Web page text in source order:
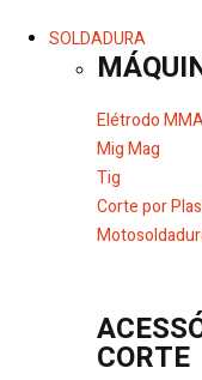
SOLDADURA
Elétrodo
Mig Mag
Tig
Corte por
CORTE